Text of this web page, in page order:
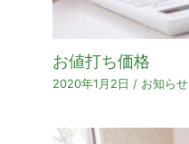
お値打ち価格
2020年1月2日 / お知らせ